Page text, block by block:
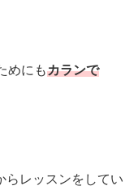
めにもカランで
らレッスンをしてい